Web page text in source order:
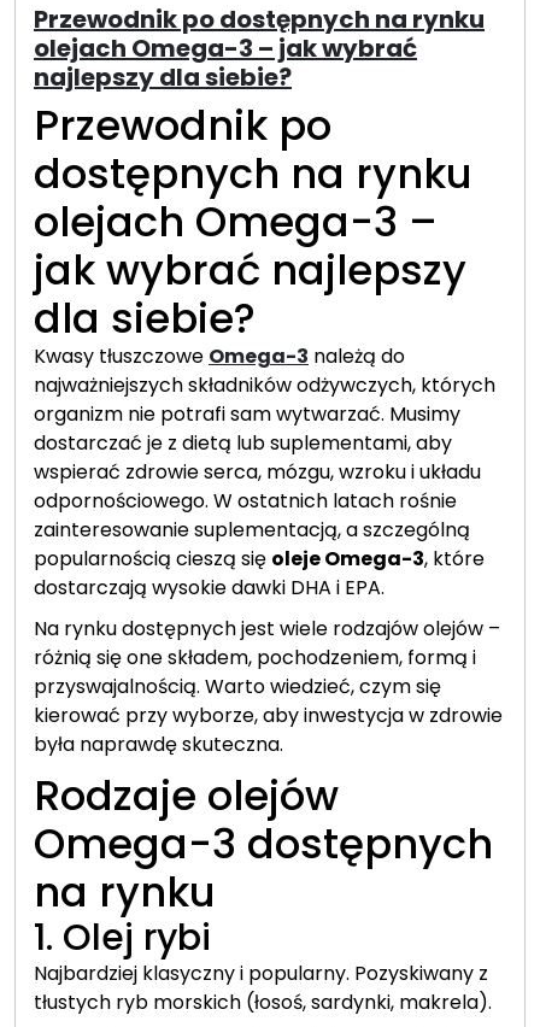
Przewodnik po dostępnych na rynku
olejach Omega-3 – jak wybrać
najlepszy dla siebie?
Przewodnik po
dostępnych na rynku
olejach Omega-3 –
jak wybrać najlepszy
dla siebie?
Kwasy tłuszczowe Omega-3 należą do
najważniejszych składników odżywczych, których
organizm nie potrafi sam wytwarzać. Musimy
dostarczać je z dietą lub suplementami, aby
wspierać zdrowie serca, mózgu, wzroku i układu
odpornościowego. W ostatnich latach rośnie
zainteresowanie suplementacją, a szczególną
popularnością cieszą się oleje Omega-3, które
dostarczają wysokie dawki DHA i EPA.
Na rynku dostępnych jest wiele rodzajów olejów –
różnią się one składem, pochodzeniem, formą i
przyswajalnością. Warto wiedzieć, czym się
kierować przy wyborze, aby inwestycja w zdrowie
była naprawdę skuteczna.
Rodzaje olejów
Omega-3 dostępnych
na rynku
1. Olej rybi
Najbardziej klasyczny i popularny. Pozyskiwany z
tłustych ryb morskich (łosoś, sardynki, makrela).